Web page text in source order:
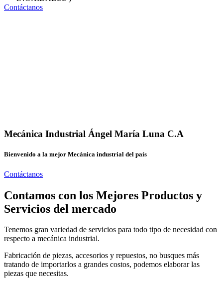
Contáctanos
Mecánica Industrial Ángel María Luna C.A
Bienvenido a la mejor Mecánica industrial del país
Contáctanos
Contamos con los Mejores Productos y
Servicios del mercado
Tenemos gran variedad de servicios para todo tipo de necesidad con
respecto a mecánica industrial.
Fabricación de piezas, accesorios y repuestos, no busques más
tratando de importarlos a grandes costos, podemos elaborar las
piezas que necesitas.